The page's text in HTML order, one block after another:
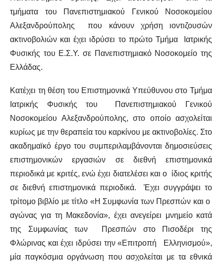
τμήματα του Πανεπιστημιακού Γενικού Νοσοκομείου
Αλεξανδρούπολης που κάνουν χρήση ιοντιζουσών
ακτινοβολιών και έχει ιδρύσει το πρώτο Τμήμα Ιατρικής
Φυσικής του Ε.Σ.Υ. σε Πανεπιστημιακό Νοσοκομείο της
Ελλάδας.
Κατέχει τη θέση του Επιστημονικά Υπεύθυνου στο Τμήμα
Ιατρικής Φυσικής του Πανεπιστημιακού Γενικού
Νοσοκομείου Αλεξανδρούπολης, στο οποίο ασχολείται
κυρίως με την θεραπεία του καρκίνου με ακτινοβολίες. Στο
ακαδημαϊκό έργο του συμπεριλαμβάνονται δημοσιεύσεις
επιστημονικών εργασιών σε διεθνή επιστημονικά
περιοδικά με κριτές, ενώ έχει διατελέσει και ο ίδιος κριτής
σε διεθνή επιστημονικά περιοδικά. Έχει συγγράψει το
τρίτομο βιβλίο με τίτλο «Η Συμφωνία των Πρεσπών και ο
αγώνας για τη Μακεδονία», έχει ανεγείρει μνημείο κατά
της Συμφωνίας των Πρεσπών στο Πισοδέρι της
Φλώρινας και έχει ιδρύσει την «Επιτροπή Ελληνισμού»,
μία παγκόσμια οργάνωση που ασχολείται με τα εθνικά